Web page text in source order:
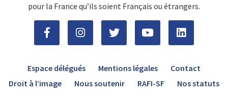
pour la France qu’ils soient Français ou étrangers.
Espace délégués Mentions légales
Contact
Droit à l’image
Nous soutenir RAFI-SF Nos statuts